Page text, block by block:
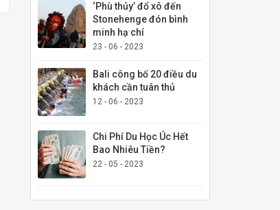
‘Phù thủy’ đổ xô đến
Stonehenge đón bình
minh hạ chí
23 - 06 - 2023
Bali công bố 20 điều du
khách cần tuân thủ
12 - 06 - 2023
Chi Phí Du Học Úc Hết
Bao Nhiêu Tiền?
22 - 05 - 2023